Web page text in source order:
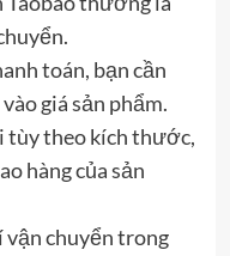
toán, bạn cần
giá sản phẩm.
tùy theo kích thước,
hàng của sản
vận chuyển trong